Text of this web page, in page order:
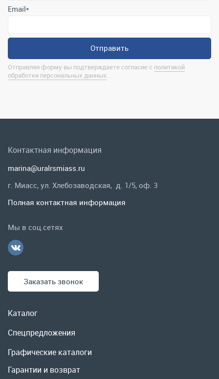
Спецпредложения
Гарантии и возврат
Контактная информация
marina@uralrsmiass.ru
Заказать звонок